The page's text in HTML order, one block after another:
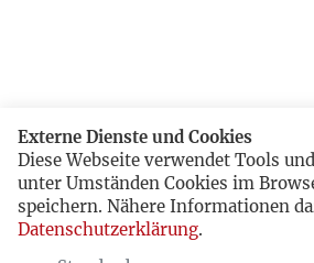
Externe Dienste und Cookies
Diese Webseite verwendet Tools
unter Umständen Cookies im
speichern. Nähere Informationen
Datenschutzerklärung.